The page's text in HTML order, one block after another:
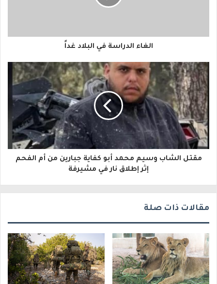
ا
إ
ل
ك
ت
ر
ي
الغاء الدراسة في البلاد غداً
مقتل الشاب وسيم محمد أبو كفاية جبارين من أم الفحم
إثر إطلاق نار في مشيرفة
مقالات ذات صلة